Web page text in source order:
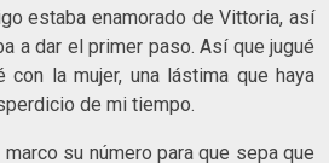
estaba enamorado de Vittoria, así
a dar el primer paso. Así que jugué
la mujer, una lástima que haya
de mi tiempo.
su número para que sepa que